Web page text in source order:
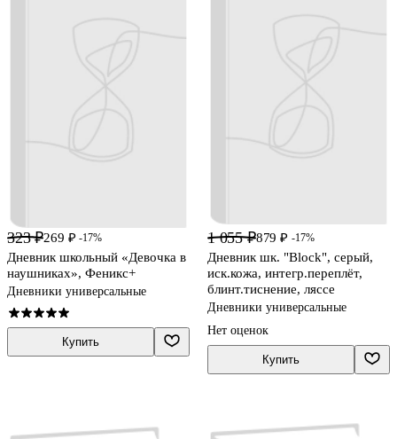
323 ₽269 ₽ -17%
Дневник школьный «Девочка в
наушниках», Феникс+
Дневники универсальные
Купить
1 055 ₽879 ₽ -17%
Дневник шк. "Block", серый,
иск.кожа, интегр.переплёт,
блинт.тиснение, ляссе
Дневники универсальные
Нет оценок
Купить